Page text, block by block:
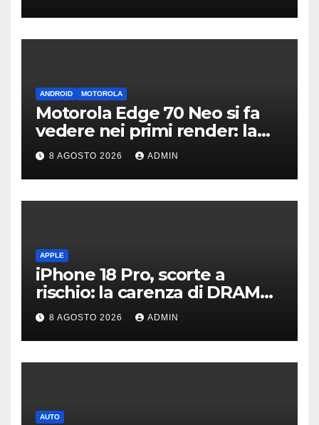
ANDROID MOTOROLA
Motorola Edge 70 Neo si fa
vedere nei primi render: la
fotocamera è da 200 MP
8 AGOSTO 2026 ADMIN
APPLE
iPhone 18 Pro, scorte a
rischio: la carenza di DRAM
potrebbe far slittare le
consegne
8 AGOSTO 2026 ADMIN
AUTO